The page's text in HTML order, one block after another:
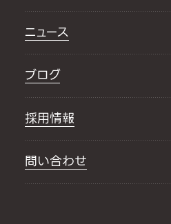
ニュース
ブログ
採用情報
問い合わせ